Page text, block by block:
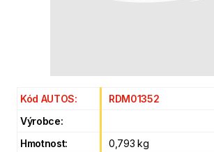
Kód AUTOS:
RDM01352
Výrobce:
Hmotnost:
0,793 kg